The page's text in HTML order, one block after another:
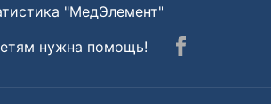
"МедЭлемент"
нужна помощь!